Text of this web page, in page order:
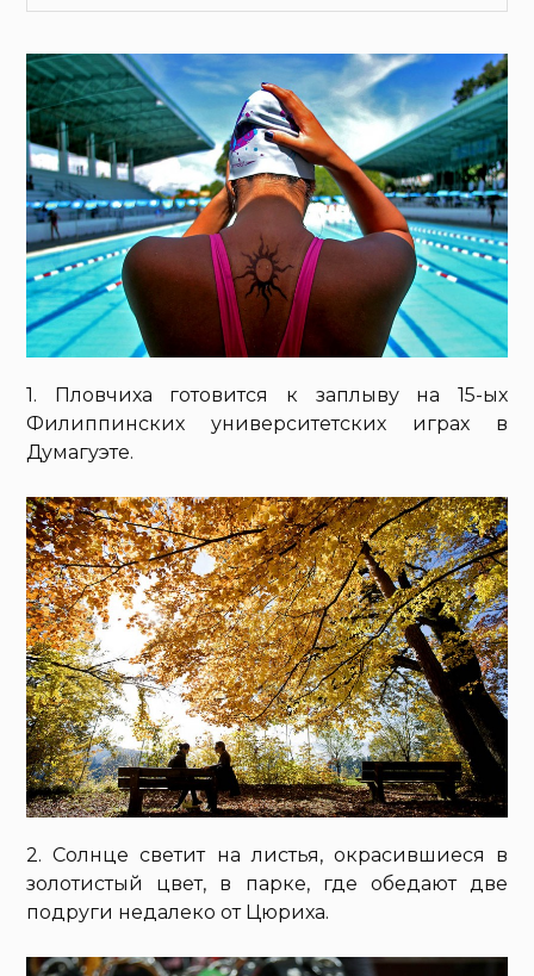
1. Пловчиха готовится к заплыву на 15-ых
Филиппинских университетских играх в
Думагуэте.
2. Солнце светит на листья, окрасившиеся в
золотистый цвет, в парке, где обедают две
подруги недалеко от Цюриха.